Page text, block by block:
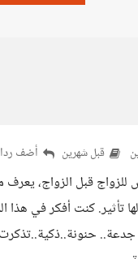
قبل شهرين أضف ردا
قبل الزواج،
تأثير. كنت أفكر في هذا